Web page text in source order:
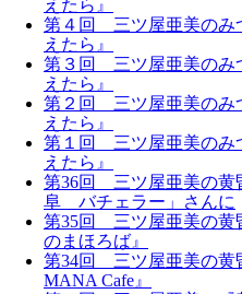
えたら』
第４回 三ツ屋亜美のみ
えたら』
第３回 三ツ屋亜美のみ
えたら』
第２回 三ツ屋亜美のみ
えたら』
第１回 三ツ屋亜美のみ
えたら』
第36回 三ツ屋亜美の
阜 バチェラー」さんに
第35回 三ツ屋亜美の
のまほろば』
第34回 三ツ屋亜美の
MANA Cafe』